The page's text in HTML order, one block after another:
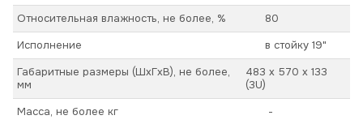
Относительная влажность, не более, %
80
Исполнение
в стойку 19"
Габаритные размеры (ШхГхВ), не более,
мм
483 x 570 x 133
(3U)
Масса, не более кг
-